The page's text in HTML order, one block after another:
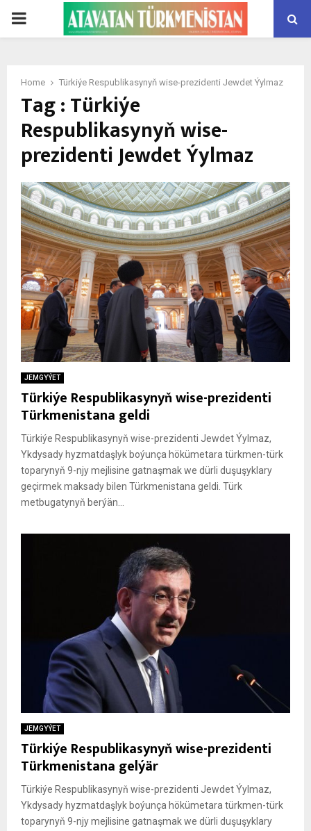
PRIMARY
Home Türkiýe Respublikasynyň wise-prezidenti Jewdet Ýylmaz
Tag : Türkiýe
Respublikasynyň wise-
prezidenti Jewdet Ýylmaz
JEMGYÝET
Türkiýe Respublikasynyň wise-prezidenti
Türkmenistana geldi
Türkiýe Respublikasynyň wise-prezidenti Jewdet Ýylmaz,
Ykdysady hyzmatdaşlyk boýunça hökümetara türkmen-türk
toparynyň 9-njy mejlisine gatnaşmak we dürli duşuşyklary
geçirmek maksady bilen Türkmenistana geldi. Türk
metbugatynyň berýän...
JEMGYÝET
Türkiýe Respublikasynyň wise-prezidenti
Türkmenistana gelýär
Türkiýe Respublikasynyň wise-prezidenti Jewdet Ýylmaz,
Ykdysady hyzmatdaşlyk boýunça hökümetara türkmen-türk
toparynyň 9-njy mejlisine gatnaşmak we dürli duşuşyklary